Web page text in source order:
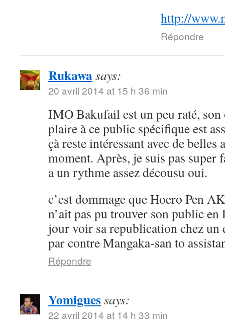
http://
Répondre
Rukawasays:
20 avril 2014 at 15 h 36 min
IMO Bakufail est un peu raté,
plaire à ce public spécifique est
çà reste intéressant avec de belles
moment. Après, je suis pas super
a un rythme assez décousu oui.
c’est dommage que Hoero Pen
n’ait pas pu trouver son public en
jour voir sa republication chez un
par contre Mangaka-san to
Répondre
Yomiguessays:
22 avril 2014 at 14 h 33 min